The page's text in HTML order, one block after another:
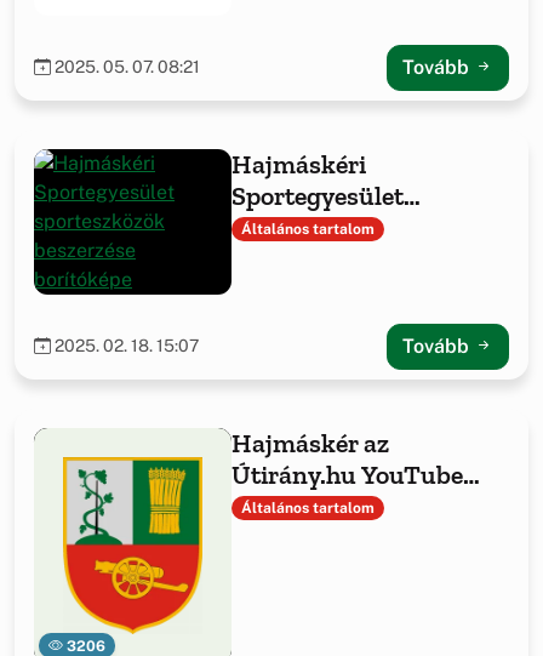
2025. 05. 07. 08:21 Tovább
Hajmáskéri
Sportegyesület
sporteszközök
Általános tartalom
2025. 02. 18. 15:07 Tovább
3206
Hajmáskér az
Útirány.hu YouTube
csatornán
Általános tartalom